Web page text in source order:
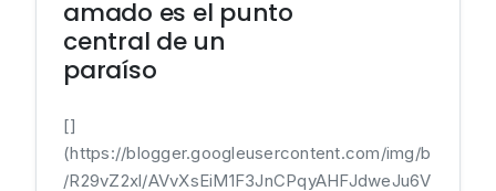
amado es el punto
central de un
paraíso
[]
(https://blogger.googleusercontent.com/img/b
/R29vZ2xl/AVvXsEiM1F3JnCPqyAHFJdweJu6V